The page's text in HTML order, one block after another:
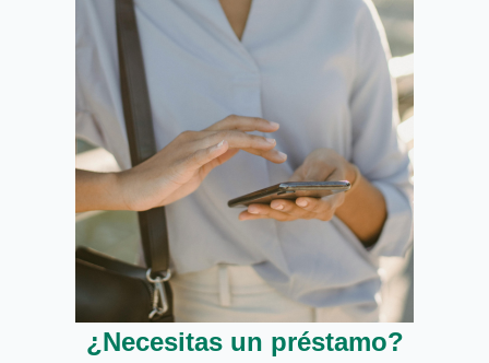
¿Necesitas un préstamo?